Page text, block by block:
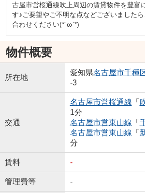
古屋市営桜通線吹上周辺の賃貸物件を豊富
す♪ご要望やご不明な点などございました
合わせください(*´ω`*)
物件概要
所在地
愛知県名古屋市千種
-3
交通
名古屋市営桜通線 「
1分
名古屋市営東山線 「
名古屋市営東山線 「
分
賃料 -
管理費等 -